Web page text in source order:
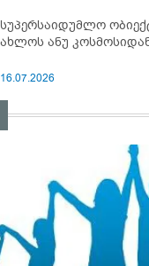
სუპერსაიდუმლო
16.07.2026